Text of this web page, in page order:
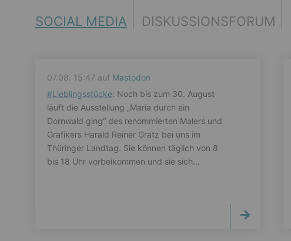
SOCIAL MEDIA DISKUSSIONSFORUM
07.08. 15:47 auf Mastodon
#Lieblingsstücke: Noch bis zum 30. August
läuft die Ausstellung „Maria durch ein
Dornwald ging“ des renommierten Malers und
Grafikers Harald Reiner Gratz bei uns im
Thüringer Landtag. Sie können täglich von 8
bis 18 Uhr vorbeikommen und sie sich…